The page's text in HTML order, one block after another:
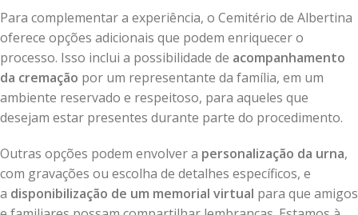
Para complementar a experiência, o Cemitério de Albertina
oferece opções adicionais que podem enriquecer o
processo. Isso inclui a possibilidade de acompanhamento
da cremação por um representante da família, em um
ambiente reservado e respeitoso, para aqueles que
desejam estar presentes durante parte do procedimento.
Outras opções podem envolver a personalização da urna,
com gravações ou escolha de detalhes específicos, e
a disponibilização de um memorial virtual para que amigos